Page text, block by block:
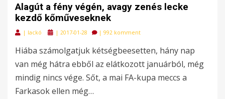
Alagút a fény végén, avagy zenés lecke
kezdő kőműveseknek
| lackó
Posted
| 2017-01-28 | 992 komment
Hiába számolgatjuk kétségbeesetten, hány nap
van még hátra ebből az elátkozott januárból, még
mindig nincs vége. Sőt, a mai FA-kupa meccs a
Farkasok ellen még…